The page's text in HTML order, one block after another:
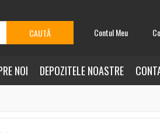
Contul Meu
NOI DEPOZITELE NOASTRE